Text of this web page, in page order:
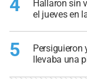
4
Hallaron sin
el jueves en
5
Persiguieron
llevaba una